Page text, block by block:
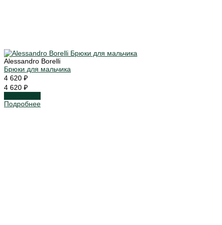
Alessandro Borelli
Брюки для мальчика
4 620 ₽
4 620 ₽
Подробнее